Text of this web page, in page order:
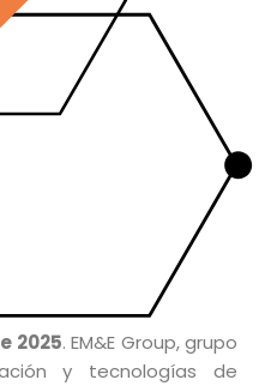
2025. EM&E Group, grupo
y tecnologías de